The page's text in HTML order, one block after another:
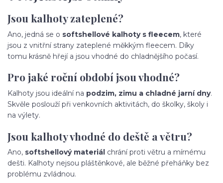
Jsou kalhoty zateplené?
Ano, jedná se o softshellové kalhoty s fleecem, které
jsou z vnitřní strany zateplené měkkým fleecem. Díky
tomu krásně hřejí a jsou vhodné do chladnějšího počasí.
Pro jaké roční období jsou vhodné?
Kalhoty jsou ideální na podzim, zimu a chladné jarní dny.
Skvěle poslouží při venkovních aktivitách, do školky, školy i
na výlety.
Jsou kalhoty vhodné do deště a větru?
Ano, softshellový materiál chrání proti větru a mírnému
dešti. Kalhoty nejsou pláštěnkové, ale běžné přeháňky bez
problému zvládnou.